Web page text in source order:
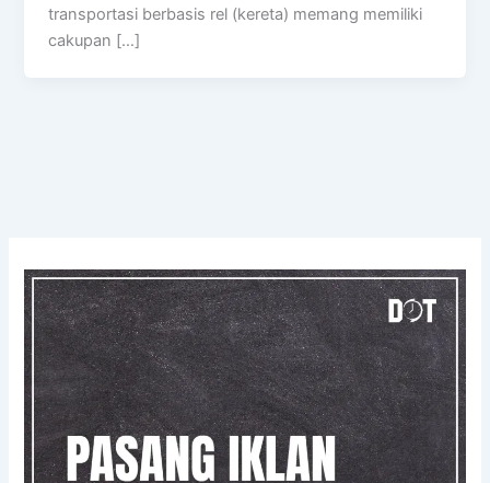
transportasi berbasis rel (kereta) memang memiliki
cakupan […]